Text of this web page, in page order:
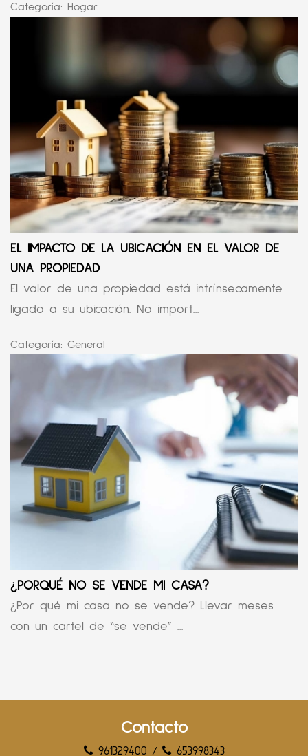
Categoría: Hogar
EL IMPACTO DE LA UBICACIÓN EN EL VALOR DE
UNA PROPIEDAD
El valor de una propiedad está intrínsecamente
ligado a su ubicación. No import...
Categoría: General
¿PORQUÉ NO SE VENDE MI CASA?
¿Por qué mi casa no se vende? Llevar meses
con un cartel de “se vende” ...
Contacto
961329400 / 653998343